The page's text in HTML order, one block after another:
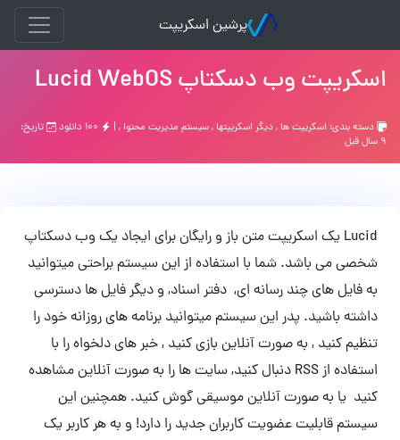
پرشین اسکریپت
اسکریپت وب دسکتاپ Lucid WebOS
دسته بندی: اسکریپت ها, ديگر اسكريپتها,سیستم مدیریت محتوا , |
تاریخ:
۹ سال قبل
Lucid یک اسکریپت متن باز و رایگان برای ایجاد یک وب دسکتاپ
شخصی می باشد. شما با استفاده از این سیستم براحتی میتوانید
به فایل های چند رسانه ای, دفتر اسناد, و دیگر فایل ها دسترسی
داشته باشید. پدر این سیستم میتوانید برنامه های روزانه خود را
تنظیم کنید , به صورت آنلاین بازی کنید , خبر های دلخواه را با
استفاده از RSS دنبال کنید, سایت ها را به صورت آنلاین مشاهده
کنید یا به صورت آنلاین موسیقی گوش کنید. همچنین این
سیستم قابلیت عضویت کاربران جدید را دارد! و به هر کاربر یک